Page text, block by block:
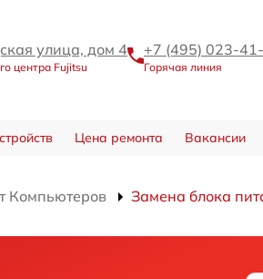
улица, дом 4
центра Fujitsu
+7 (495) 023-
Горячая линия
Цена ремонта Вакансии
Компьютеров Замена блока